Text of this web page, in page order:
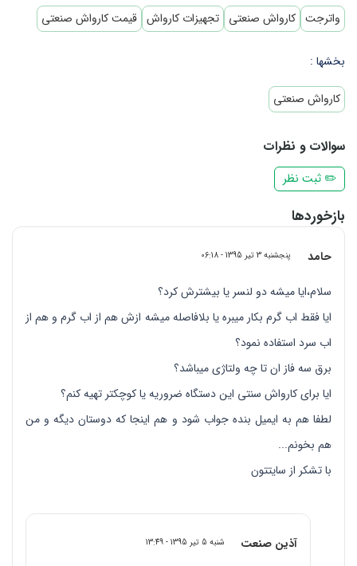
واترجت کارواش صنعتی تجهیزات کارواش قیمت کارواش صنعتی
بخشها :
کارواش صنعتی
سوالات و نظرات
✏️ ثبت نظر
بازخوردها
حامد پنجشنبه 3 تیر 1395 - 06:18
سلام،ایا میشه دو لنسر یا بیشترش کرد؟
ایا فقط اب گرم بکار میبره یا بلافاصله میشه ازش هم از اب گرم و هم از
اب سرد استفاده نمود؟
برق سه فاز ان تا چه ولتاژی میباشد؟
ایا برای کارواش سنتی این دستگاه ضروریه یا کوچکتر تهیه کنم؟
لطفا هم به ایمیل بنده جواب شود و هم اینجا که دوستان دیگه و من
هم بخونم...
با تشکر از سایتتون
آذین صنعت شنبه 5 تیر 1395 - 13:49